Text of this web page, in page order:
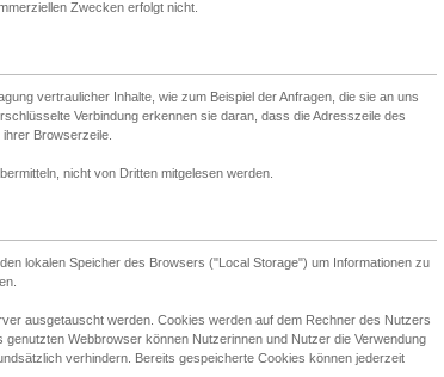
Zwecken erfolgt nicht.
vertraulicher Inhalte, wie zum Beispiel der Anfragen, die sie an uns
Verbindung erkennen sie daran, dass die Adresszeile des
Browserzeile.
nicht von Dritten mitgelesen werden.
lokalen Speicher des Browsers ("Local Storage") um Informationen zu
ausgetauscht werden. Cookies werden auf dem Rechner des Nutzers
Webbrowser können Nutzerinnen und Nutzer die Verwendung
verhindern. Bereits gespeicherte Cookies können jederzeit